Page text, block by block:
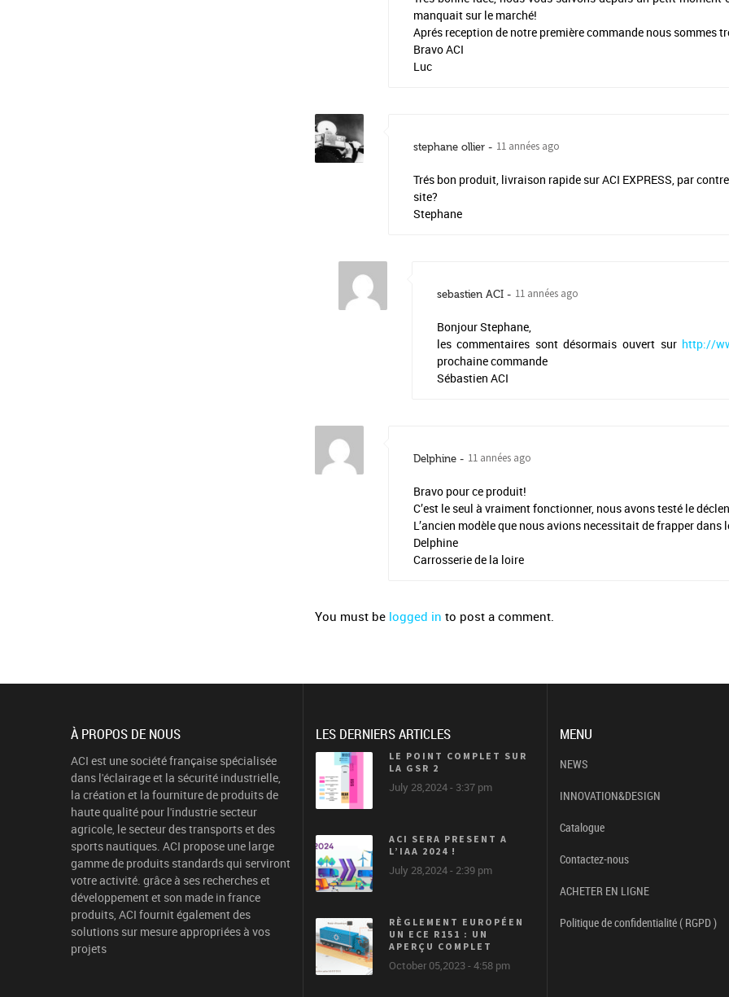
manquait sur le marché!
Aprés reception de notre première commande nous sommes
Bravo ACI
Luc
stephane ollier 11 années ago
Trés bon produit, livraison rapide sur ACI EXPRESS, par
site?
Stephane
sebastien ACI 11 années ago
Bonjour Stephane,
les commentaires sont désormais ouvert sur http://
prochaine commande
Sébastien ACI
Delphine 11 années ago
Bravo pour ce produit!
C’est le seul à vraiment fonctionner, nous avons testé le
L’ancien modèle que nous avions necessitait de frapper dans
Delphine
Carrosserie de la loire
You must be logged in to post a comment.
À PROPOS DE NOUS
ACI est une société française spécialisée
dans l'éclairage et la sécurité industrielle,
la création et la fourniture de produits de
haute qualité pour l'industrie secteur
agricole, le secteur des transports et des
sports nautiques. ACI propose une large
gamme de produits standards qui serviront
votre activité. grâce à ses recherches et
développement et son made in france
produits, ACI fournit également des
solutions sur mesure appropriées à vos
projets
LES DERNIERS ARTICLES
LE POINT COMPLET SUR
LA GSR 2
July 28,2024 - 3:37 pm
ACI SERA PRESENT A
L’IAA 2024 !
July 28,2024 - 2:39 pm
RÈGLEMENT EUROPÉEN
UN ECE R151 : UN
APERÇU COMPLET
October 05,2023 - 4:58 pm
MENU
NEWS
INNOVATION&DESIGN
Catalogue
Contactez-nous
ACHETER EN LIGNE
Politique de confidentialité ( RGPD )